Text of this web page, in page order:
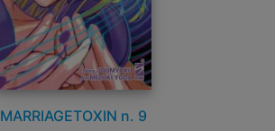
MARRIAGETOXIN n. 9